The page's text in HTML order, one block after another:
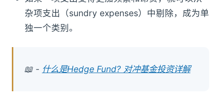
杂项支出（sundry expenses）中剔除，成为单
独一个类别。
📖 - 什么是Hedge Fund? 对冲基金投资详解